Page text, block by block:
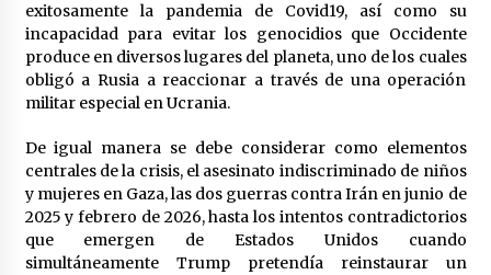
críticas de Brasil
3 días atrás
Petro: “Genocida” Netanyahu está detrás de
crisis migratoria en España
Lula da Silva oficializa su candidatura a la
reelección en Brasil
3 días atrás
exitosamente la pandemia de Covid19, así como su
incapacidad para evitar los genocidios que Occidente
produce en diversos lugares del planeta, uno de los cuales
obligó a Rusia a reaccionar a través de una operación
militar especial en Ucrania.
De igual manera se debe considerar como elementos
centrales de la crisis, el asesinato indiscriminado de niños
y mujeres en Gaza, las dos guerras contra Irán en junio de
2025 y febrero de 2026, hasta los intentos contradictorios
que emergen de Estados Unidos cuando
simultáneamente Trump pretendía reinstaurar un